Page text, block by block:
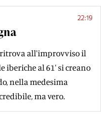
22:19
ritrova all'improvviso il
iberiche al 61' si creano
nella medesima
ma vero.